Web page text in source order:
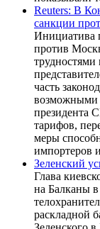
Reuters: В
санкции
Инициатива
против
часть
возможными
президента
тарифов,
меры
импортеров
Зеленский
Глава
на Балканы
раскладной